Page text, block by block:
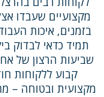
מקצועיים שעבדו
בזמנים, איכות
תמיד כדאי לבדוק
שביעות הרצון של
קבוע ללקוחות
מקצועית ובטוחה –